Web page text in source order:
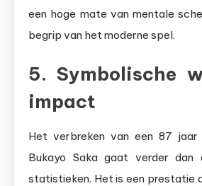
een hoge mate van mentale
begrip van het moderne spel.
5. Symbolische
impact
Het verbreken van een 87 jaar
Bukayo Saka gaat verder dan
statistieken. Het is een prestatie